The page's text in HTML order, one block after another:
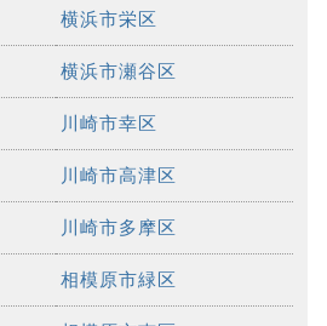
横浜市栄区
横浜市瀬谷区
川崎市幸区
川崎市高津区
川崎市多摩区
相模原市緑区